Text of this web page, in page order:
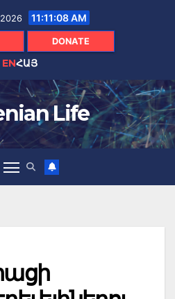
11:11:09 AM
DONATE
ENՀԱՅ
Life